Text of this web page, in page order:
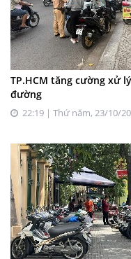
TP.HCM tăng cường xử
đường
22:19 | Thứ năm, 23/10/